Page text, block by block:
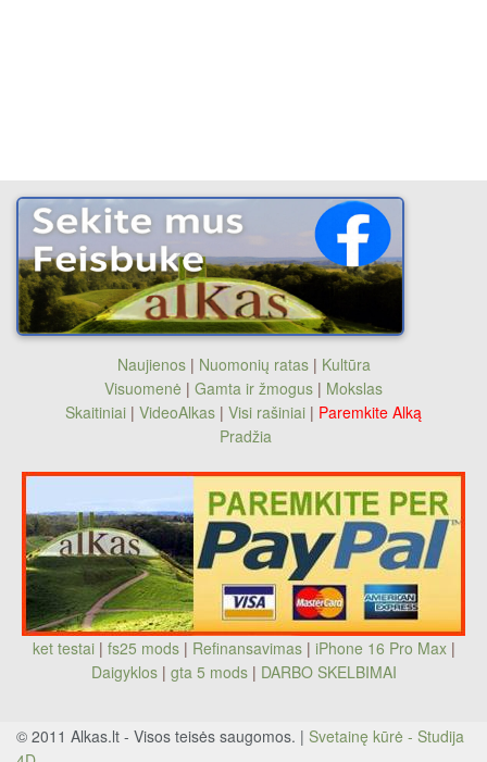
Naujienos| Nuomonių ratas| Kultūra
Visuomenė | Gamta ir žmogus | Mokslas
Skaitiniai | VideoAlkas | Visi rašiniai | Paremkite Alką
Pradžia
ket testai | fs25 mods| Refinansavimas| iPhone 16 Pro Max|
Daigyklos| gta 5 mods | DARBO SKELBIMAI
© 2011 Alkas.lt - Visos teisės saugomos. | Svetainę kūrė - Studija